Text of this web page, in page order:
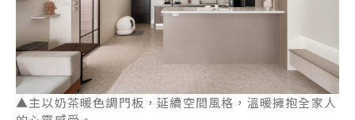
▲主以奶茶暖色調門板，延續空間風格，溫暖擁抱全家人